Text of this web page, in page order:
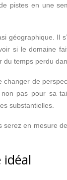
pistes en une
Il
si le domaine
temps perdu
de
pas pour sa
substantielles.
en mesure
idéal